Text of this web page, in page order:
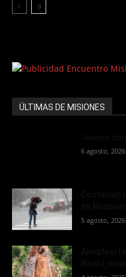
ÚLTIMAS DE MISIONES
6 agosto, 2026
5 agosto, 2026